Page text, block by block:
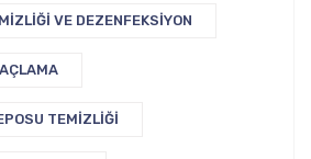
VE DEZENFEKSIYON
TEMIZLIĞI